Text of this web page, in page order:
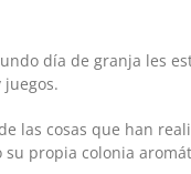
día de granja les
las cosas que han
su propia colonia